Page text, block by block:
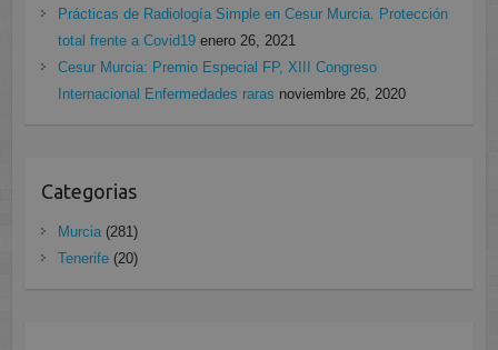
Prácticas de Radiología Simple en Cesur Murcia. Protección
total frente a Covid19 enero 26, 2021
Cesur Murcia: Premio Especial FP, XIII Congreso
Internacional Enfermedades raras noviembre 26, 2020
Categorias
Murcia(281)
Tenerife(20)